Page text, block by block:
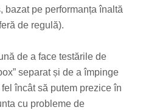
bazat pe performanța înaltă
de regulă).
de a face testările de
separat și de a împinge
încât să putem prezice în
cu probleme de